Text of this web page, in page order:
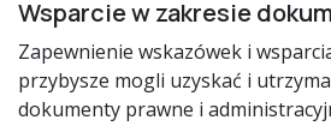
Wsparcie w zakresie
Zapewnienie wskazówek i
przybysze mogli uzyskać i
dokumenty prawne i